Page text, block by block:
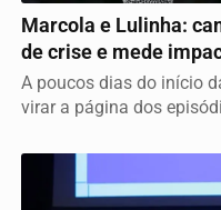
Marcola e Lulinha:
de crise e mede
A poucos dias do início
virar a página dos